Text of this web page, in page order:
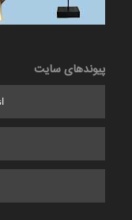
پیوندهای سایت